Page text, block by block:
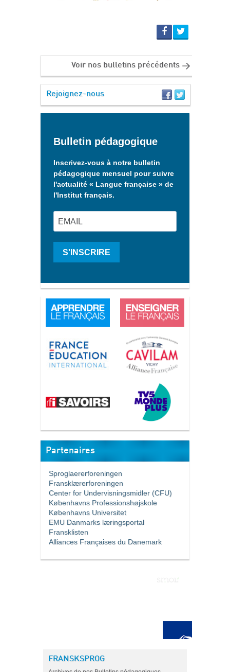
Voir nos bulletins précédents
Rejoignez-nous
Bulletin pédagogique
Inscrivez-vous à notre bulletin
pédagogique mensuel pour suivre
l'actualité « Langue française » de
l'Institut français.
S'INSCRIRE
Partenaires
Sproglaererforeningen
Fransklærerforeningen
Center for Undervisningsmidler (CFU)
Københavns Professionshøjskole
Københavns Universitet
EMU Danmarks læringsportal
Fransklisten
Alliances Françaises du Danemark
FRANSKSPROG